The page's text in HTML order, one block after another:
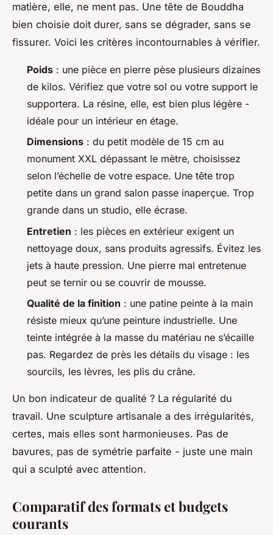
matière, elle, ne ment pas. Une tête de Bouddha
bien choisie doit durer, sans se dégrader, sans se
fissurer. Voici les critères incontournables à vérifier.
Poids : une pièce en pierre pèse plusieurs dizaines
de kilos. Vérifiez que votre sol ou votre support le
supportera. La résine, elle, est bien plus légère -
idéale pour un intérieur en étage.
Dimensions : du petit modèle de 15 cm au
monument XXL dépassant le mètre, choisissez
selon l’échelle de votre espace. Une tête trop
petite dans un grand salon passe inaperçue. Trop
grande dans un studio, elle écrase.
Entretien : les pièces en extérieur exigent un
nettoyage doux, sans produits agressifs. Évitez les
jets à haute pression. Une pierre mal entretenue
peut se ternir ou se couvrir de mousse.
Qualité de la finition : une patine peinte à la main
résiste mieux qu’une peinture industrielle. Une
teinte intégrée à la masse du matériau ne s’écaille
pas. Regardez de près les détails du visage : les
sourcils, les lèvres, les plis du crâne.
Un bon indicateur de qualité ? La régularité du
travail. Une sculpture artisanale a des irrégularités,
certes, mais elles sont harmonieuses. Pas de
bavures, pas de symétrie parfaite - juste une main
qui a sculpté avec attention.
Comparatif des formats et budgets
courants